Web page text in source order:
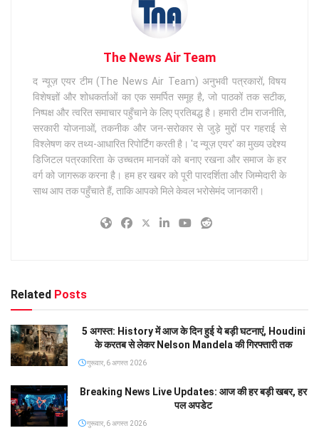
The News Air Team
द न्यूज़ एयर टीम (The News Air Team) अनुभवी पत्रकारों, विषय
विशेषज्ञों और शोधकर्ताओं का एक समर्पित समूह है, जो पाठकों तक सटीक,
निष्पक्ष और त्वरित समाचार पहुँचाने के लिए प्रतिबद्ध है। हमारी टीम राजनीति,
सरकारी योजनाओं, तकनीक और जन-सरोकार से जुड़े मुद्दों पर गहराई से
विश्लेषण कर तथ्य-आधारित रिपोर्टिंग करती है। 'द न्यूज़ एयर' का मुख्य उद्देश्य
डिजिटल पत्रकारिता के उच्चतम मानकों को बनाए रखना और समाज के हर
वर्ग को जागरूक करना है। हम हर खबर को पूरी पारदर्शिता और जिम्मेदारी के
साथ आप तक पहुँचाते हैं, ताकि आपको मिले केवल भरोसेमंद जानकारी।
Related Posts
5 अगस्त: History में आज के दिन हुई ये बड़ी घटनाएं, Houdini
के करतब से लेकर Nelson Mandela की गिरफ्तारी तक
गुरूवार, 6 अगस्त 2026
Breaking News Live Updates: आज की हर बड़ी खबर, हर
पल अपडेट
गुरूवार, 6 अगस्त 2026